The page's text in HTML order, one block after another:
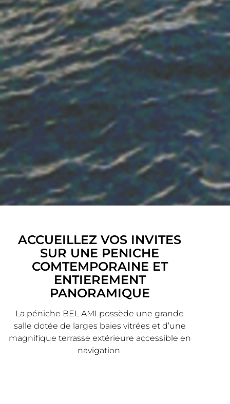
ACCUEILLEZ VOS INVITES
SUR UNE PENICHE
COMTEMPORAINE ET
ENTIEREMENT
PANORAMIQUE
La péniche BEL AMI possède une grande
salle dotée de larges baies vitrées et d’une
magnifique terrasse extérieure accessible en